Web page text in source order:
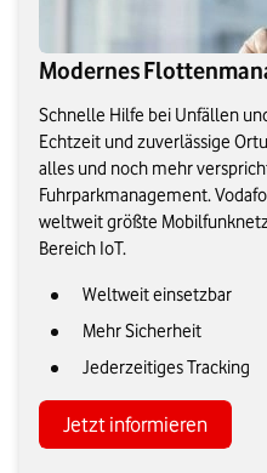
Modernes
Schnelle Hilfe bei Unfällen
Echtzeit und zuverlässige
alles und noch mehr
Fuhrparkmanagement.
weltweit größte
Bereich IoT.
Weltweit einsetzbar
Mehr Sicherheit
Jederzeitiges Tracking
Jetzt informieren